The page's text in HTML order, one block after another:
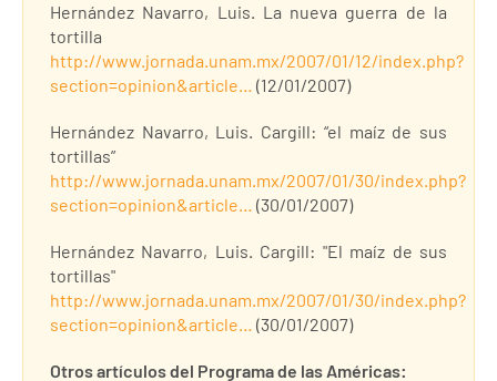
Hernández Navarro, Luis. La nueva guerra de la
tortilla
http://www.jornada.unam.mx/2007/01/12/index.php?
section=opinion&article… (12/01/2007)
Hernández Navarro, Luis. Cargill: “el maíz de sus
tortillas”
http://www.jornada.unam.mx/2007/01/30/index.php?
section=opinion&article… (30/01/2007)
Hernández Navarro, Luis. Cargill: "El maíz de sus
tortillas"
http://www.jornada.unam.mx/2007/01/30/index.php?
section=opinion&article… (30/01/2007)
Otros artículos del Programa de las Américas: